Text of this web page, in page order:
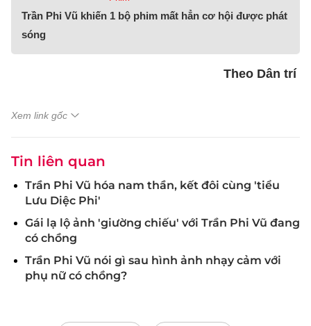
Trần Phi Vũ khiến 1 bộ phim mất hẳn cơ hội được phát
sóng
Theo Dân trí
Xem link gốc
Tin liên quan
Trần Phi Vũ hóa nam thần, kết đôi cùng 'tiểu
Lưu Diệc Phi'
Gái lạ lộ ảnh 'giường chiếu' với Trần Phi Vũ đang
có chồng
Trần Phi Vũ nói gì sau hình ảnh nhạy cảm với
phụ nữ có chồng?